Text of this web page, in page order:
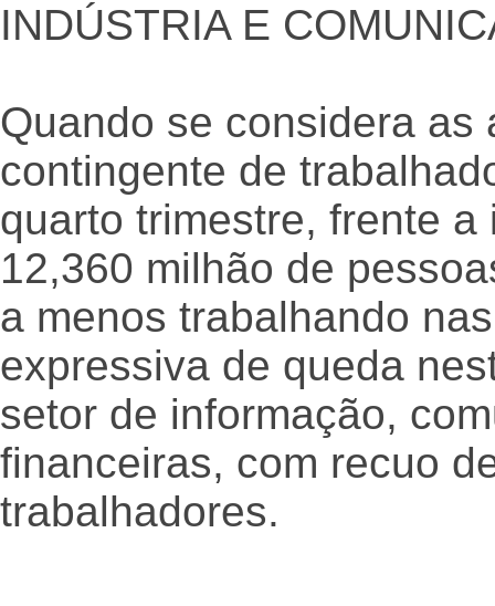
INDÚSTRIA E
Quando se considera
contingente de
quarto trimestre, frente
12,360 milhão de
a menos trabalhando
expressiva de queda
setor de informação,
financeiras, com recuo
trabalhadores.